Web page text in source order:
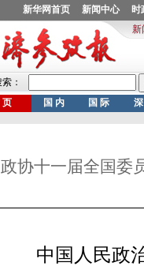
政协十一届全国委
中国人民政治